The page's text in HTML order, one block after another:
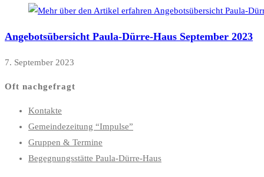
Angebotsübersicht Paula-Dürre-Haus September 2023
7. September 2023
Oft nachgefragt
Kontakte
Gemeindezeitung “Impulse”
Gruppen & Termine
Begegnungsstätte Paula-Dürre-Haus